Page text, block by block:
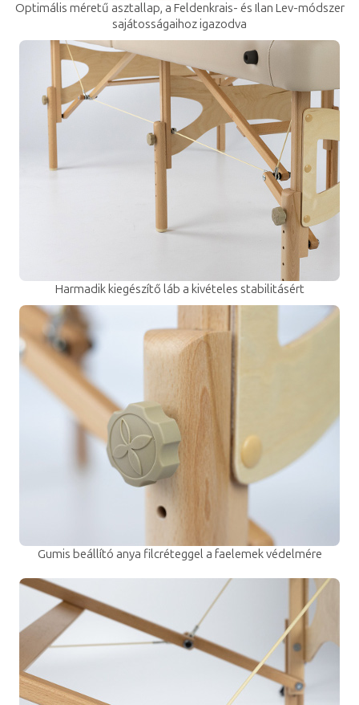
Optimális méretű asztallap, a Feldenkrais- és Ilan Lev-módszer
sajátosságaihoz igazodva
Harmadik kiegészítő láb a kivételes stabilitásért
Gumis beállító anya filcréteggel a faelemek védelmére